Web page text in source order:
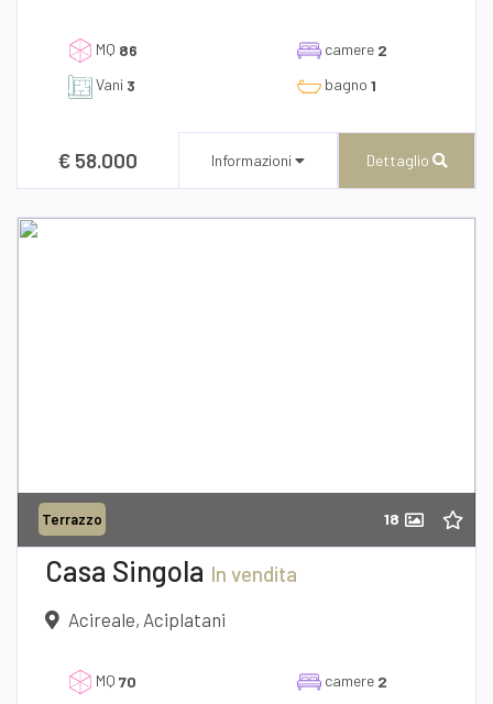
MQ 86 camere 2
Vani 3 bagno 1
€ 58.000 Informazioni Dettaglio
Terrazzo 18
Casa Singola In vendita
Acireale, Aciplatani
MQ 70 camere 2